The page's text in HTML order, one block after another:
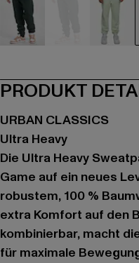
PRODUKT
URBAN CLASSICS
Ultra Heavy
Die Ultra Heavy
Game auf ein neues
robustem, 100 %
extra Komfort auf den
kombinierbar, macht
für maximale